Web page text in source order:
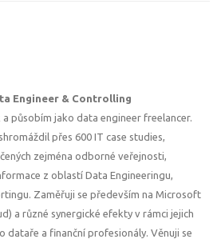
Engineer & Controlling
působím jako data engineer freelancer.
přes 600 IT case studies,
zejména odborné veřejnosti,
z oblastí Data Engineeringu,
Zaměřuji se především na Microsoft
a různé synergické efekty v rámci jejich
a finanční profesionály. Věnuji se